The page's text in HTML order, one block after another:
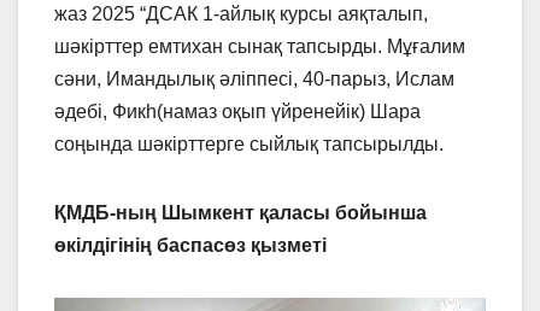
жаз 2025 “ДСАК 1-айлық курсы аяқталып,
шәкірттер емтихан сынақ тапсырды. Мұғалим
сәни, Имандылық әліппесі, 40-парыз, Ислам
әдебі, Фикһ(намаз оқып үйренейік) Шара
соңында шәкірттерге сыйлық тапсырылды.
ҚМДБ-ның Шымкент қаласы бойынша
өкілдігінің баспасөз қызметі